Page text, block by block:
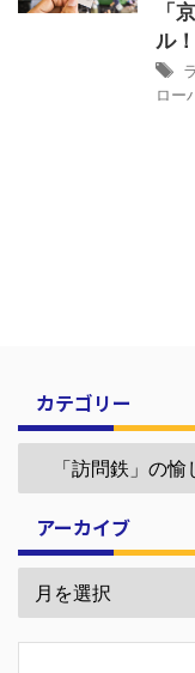
「
ル
ロー
カテゴリー
アーカイブ